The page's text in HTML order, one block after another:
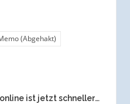
(Abgehakt)
ist jetzt schneller…